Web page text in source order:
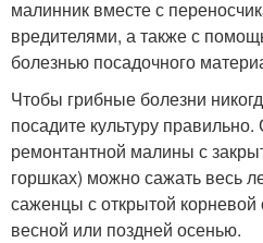
малинник вместе с
вредителями, а также с
болезнью посадочного
Чтобы грибные болезни
посадите культуру
ремонтантной малины с
горшках) можно сажать весь
саженцы с открытой
весной или поздней осенью.